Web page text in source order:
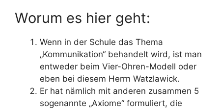
Worum es hier geht:
Wenn in der Schule das Thema
„Kommunikation“ behandelt wird, ist man
entweder beim Vier-Ohren-Modell oder
eben bei diesem Herrn Watzlawick.
Er hat nämlich mit anderen zusammen 5
sogenannte „Axiome“ formuliert, die